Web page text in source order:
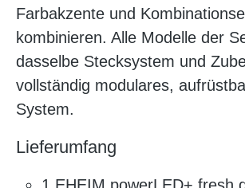
Farbakzente und
kombinieren. Alle Modelle der
dasselbe Stecksystem und
vollständig modulares,
System.
Lieferumfang